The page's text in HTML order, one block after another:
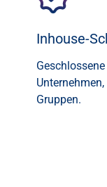
Inhouse-
Gruppen.